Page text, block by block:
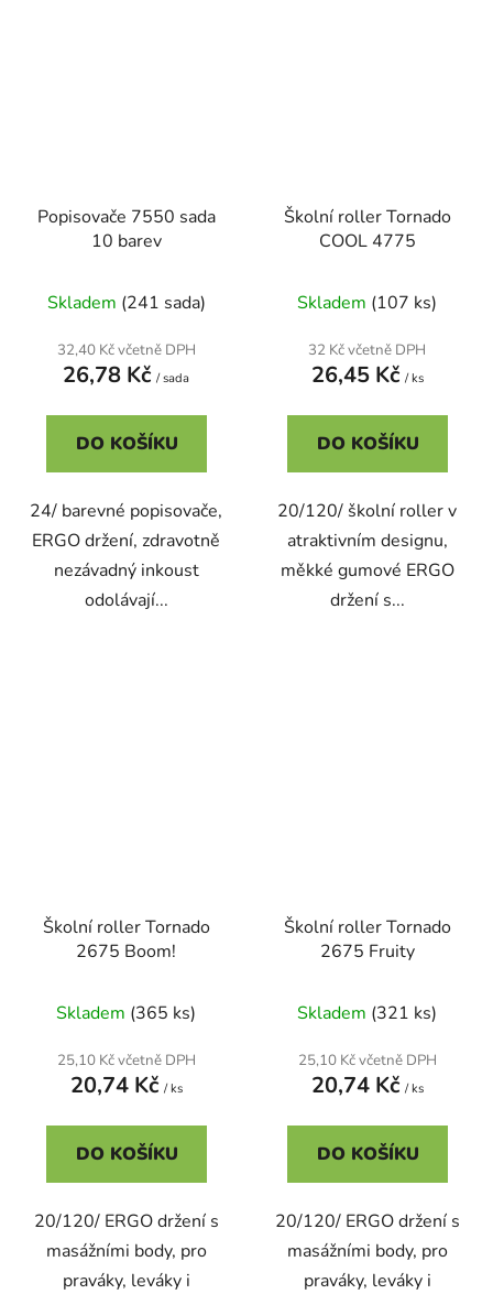
Popisovače 7550 sada
10 barev
Skladem (241 sada)
32,40 Kč včetně DPH
26,78 Kč / sada
DO KOŠÍKU
24/ barevné popisovače,
ERGO držení, zdravotně
nezávadný inkoust
odolávají...
Školní roller Tornado
COOL 4775
Skladem (107 ks)
32 Kč včetně DPH
26,45 Kč / ks
DO KOŠÍKU
20/120/ školní roller v
atraktivním designu,
měkké gumové ERGO
držení s...
Školní roller Tornado
2675 Boom!
Skladem (365 ks)
25,10 Kč včetně DPH
20,74 Kč / ks
DO KOŠÍKU
20/120/ ERGO držení s
masážními body, pro
praváky, leváky i
Školní roller Tornado
2675 Fruity
Skladem (321 ks)
25,10 Kč včetně DPH
20,74 Kč / ks
DO KOŠÍKU
20/120/ ERGO držení s
masážními body, pro
praváky, leváky i